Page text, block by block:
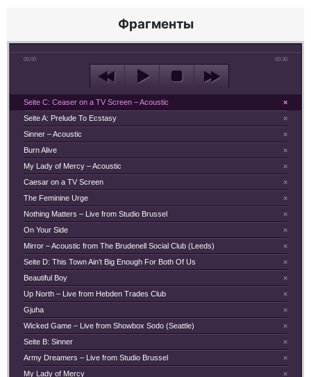
Фрагменты
00:00 00:30
×
Seite C: Ceaser on a TV Screen – Acoustic
×
Seite A: Prelude To Ecstasy
×
Sinner – Acoustic
×
Burn Alive
×
My Lady of Mercy – Acoustic
×
Caesar on a TV Screen
×
The Feminine Urge
×
Nothing Matters – Live from Studio Brussel
×
On Your Side
×
Mirror – Acoustic from The Brudenell Social Club (Leeds)
×
Seite D: This Town Ain’t Big Enough For Both Of Us
×
Beautiful Boy
×
Up North – Live from Hebden Trades Club
×
Gjuha
×
Wicked Game – Live from Showbox Sodo (Seattle)
×
Seite B: Sinner
×
Army Dreamers – Live from Studio Brussel
×
My Lady of Mercy